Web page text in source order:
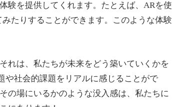
験を提供してくれます。たとえば、ARを使
たりすることができます。このような体験
れは、私たちが未来をどう築いていくかを
や社会的課題をリアルに感じることがで
の場にいるかのような没入感は、私たちに